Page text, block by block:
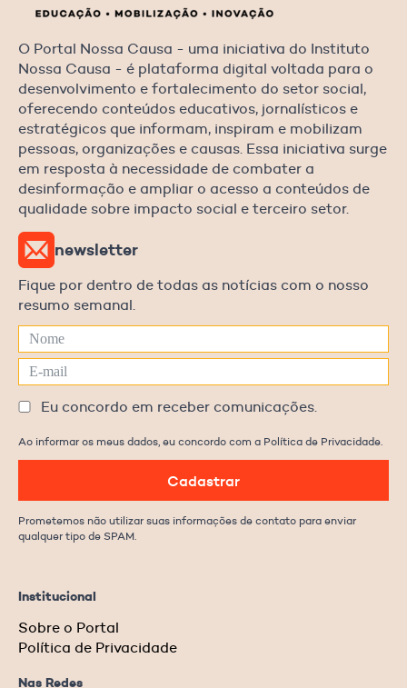
O Portal Nossa Causa - uma iniciativa do Instituto
Nossa Causa - é plataforma digital voltada para o
desenvolvimento e fortalecimento do setor social,
oferecendo conteúdos educativos, jornalísticos e
estratégicos que informam, inspiram e mobilizam
pessoas, organizações e causas. Essa iniciativa surge
em resposta à necessidade de combater a
desinformação e ampliar o acesso a conteúdos de
qualidade sobre impacto social e terceiro setor.
Institucional
Sobre o Portal
Política de Privacidade
Nas Redes
newsletter
Fique por dentro de todas as notícias com o nosso
resumo semanal.
Eu concordo em receber comunicações.
Ao informar os meus dados, eu concordo com a Política de Privacidade.
Cadastrar
Prometemos não utilizar suas informações de contato para enviar
qualquer tipo de SPAM.